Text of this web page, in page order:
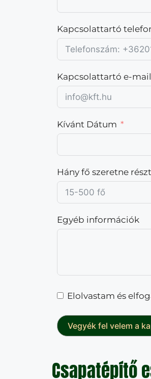
Kapcsolattartó
Kapcsolattartó e-
Kívánt Dátum
Hány fő szeretne
Egyéb információk
Elolvastam és
Vegyék fel velem a
Csapatépítő